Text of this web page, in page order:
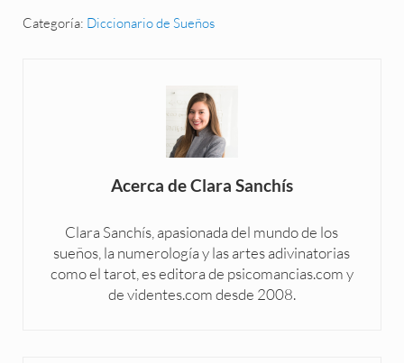
Categoría: Diccionario de Sueños
Acerca deClara Sanchís
Clara Sanchís, apasionada del mundo de los
sueños, la numerología y las artes adivinatorias
como el tarot, es editora de psicomancias.com y
de videntes.com desde 2008.